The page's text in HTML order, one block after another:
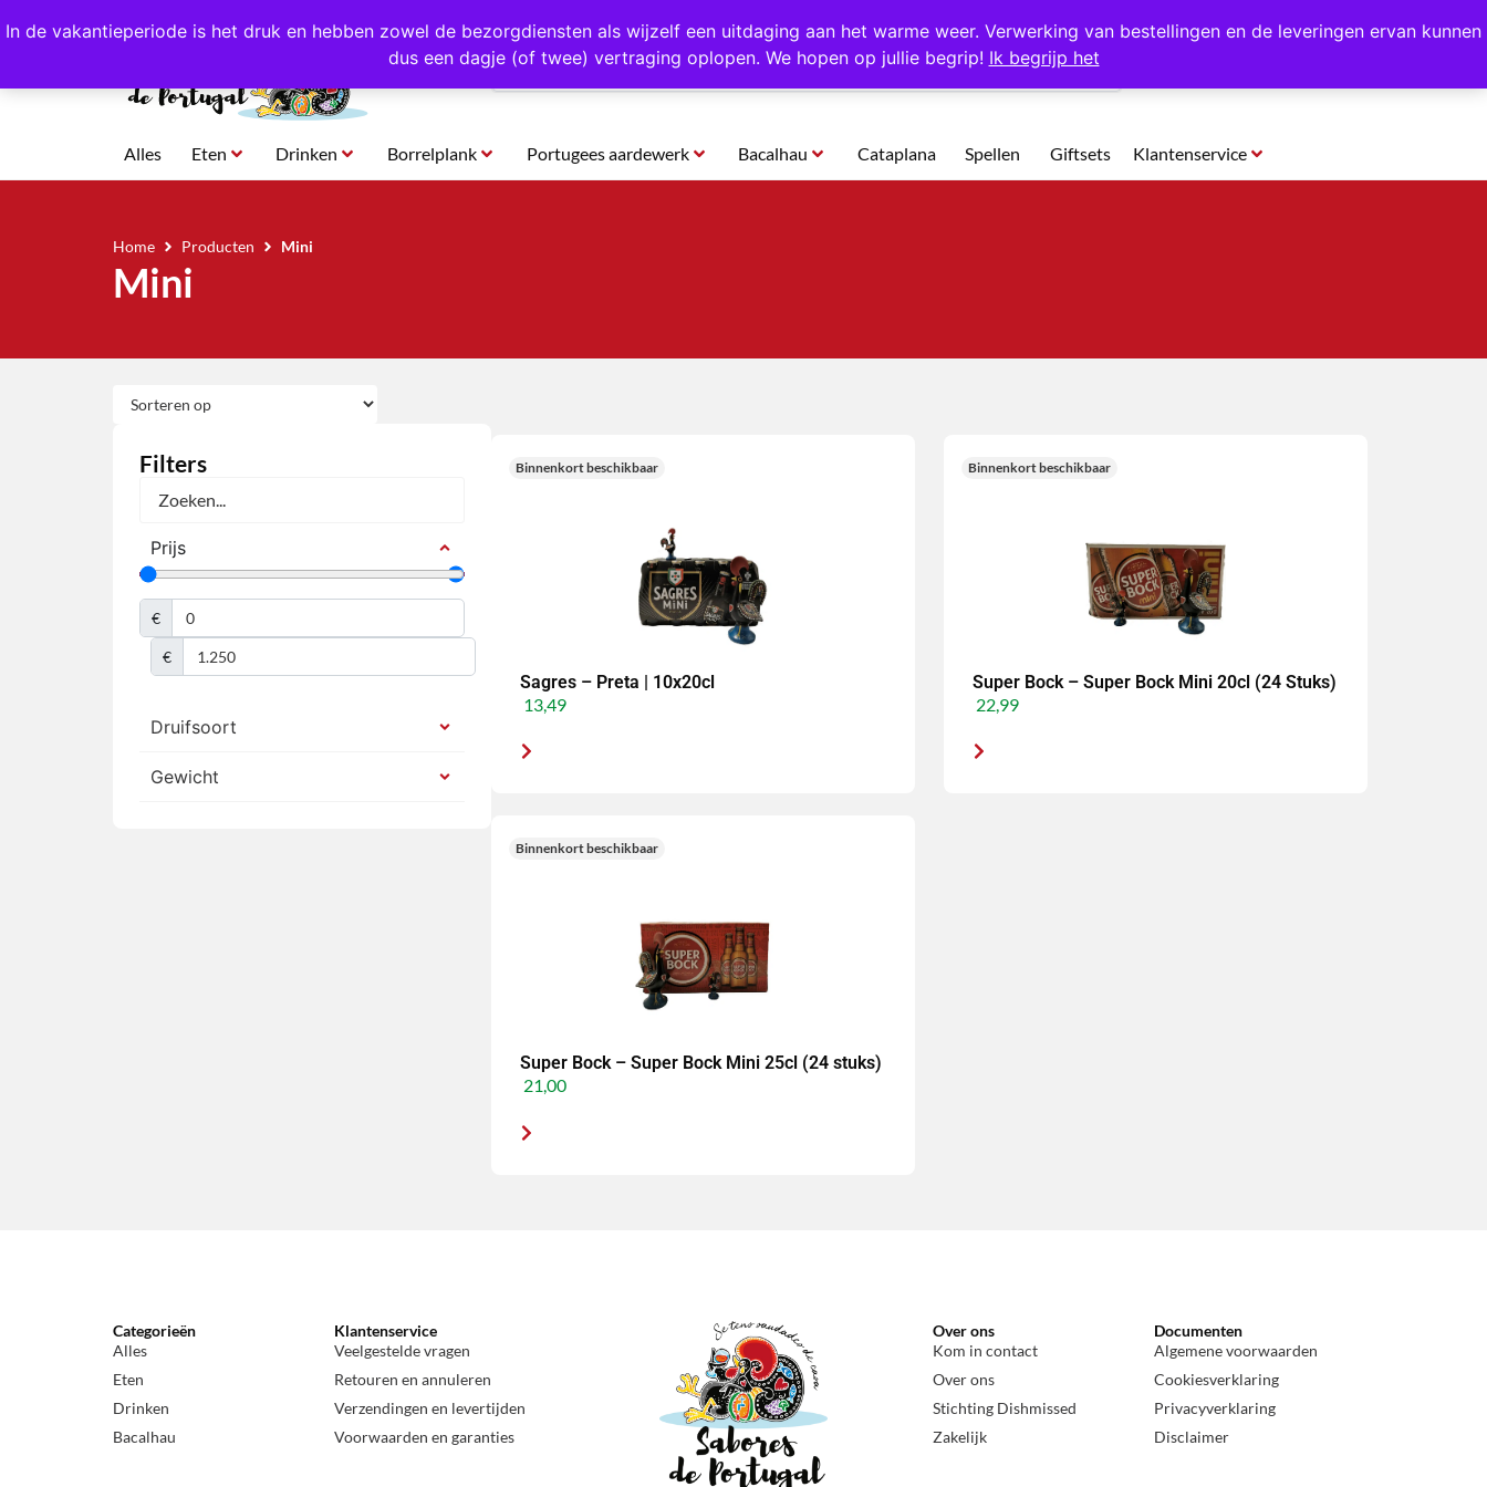
In de vakantieperiode is het druk en hebben zowel de bezorgdiensten als wijzelf een uitdaging aan het warme weer. Verwerking van bestellingen en de leveringen ervan kunnen
dus een dagje (of twee) vertraging oplopen. We hopen op jullie begrip! Ik begrijp het
4,8/5,0 sterren beoordeeld! Eigen import uit Portugal Altijd 1000 verschillende producten op voorraad Gratis op te halen in Hansweert
Alles Eten Drinken Borrelplank Portugees aardewerk Bacalhau Cataplana Spellen Giftsets Klantenservice
Home Producten Mini
Mini
Filters
Prijs
€
€
Druifsoort
Gewicht
Binnenkort beschikbaar
Sagres – Preta | 10x20cl
13,49
Binnenkort beschikbaar
Super Bock – Super Bock Mini 20cl (24 Stuks)
22,99
Binnenkort beschikbaar
Super Bock – Super Bock Mini 25cl (24 stuks)
21,00
Categorieën
Alles
Eten
Drinken
Bacalhau
Klantenservice
Veelgestelde vragen
Retouren en annuleren
Verzendingen en levertijden
Voorwaarden en garanties
Over ons
Kom in contact
Over ons
Stichting Dishmissed
Zakelijk
Documenten
Algemene voorwaarden
Cookiesverklaring
Privacyverklaring
Disclaimer